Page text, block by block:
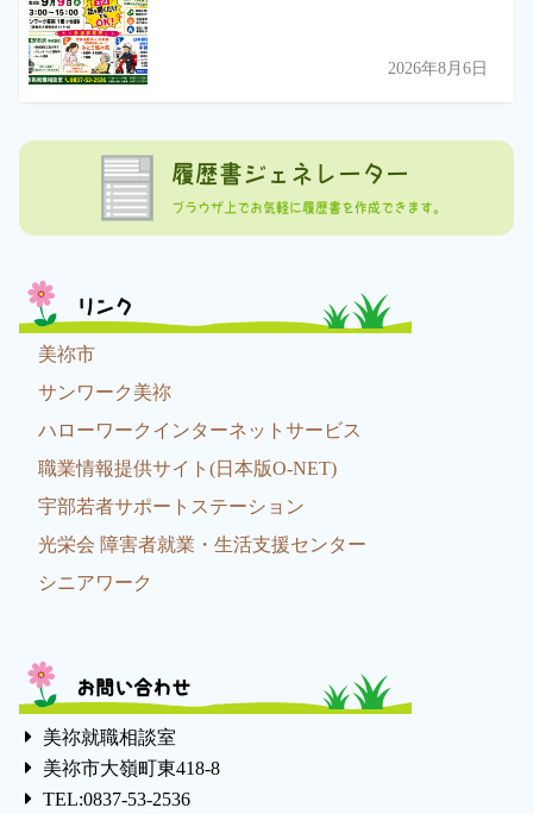
2026年8月6日
履歴書ジェネレーター
ブラウザ上でお気軽に履歴書を作成できます。
リンク
美祢市
サンワーク美祢
ハローワークインターネットサービス
職業情報提供サイト(日本版O-NET)
宇部若者サポートステーション
光栄会 障害者就業・生活支援センター
シニアワーク
お問い合わせ
美祢就職相談室
美祢市大嶺町東418-8
TEL:0837-53-2536